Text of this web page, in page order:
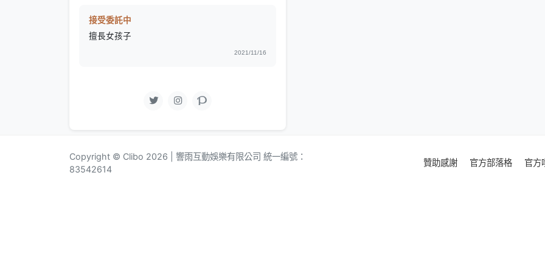
接受委託中
擅長女孩子
2021/11/16
Copyright © Clibo 2026 | 響雨互動娛樂有限公司 統一編號：
83542614
贊助感謝 官方部落格 官方